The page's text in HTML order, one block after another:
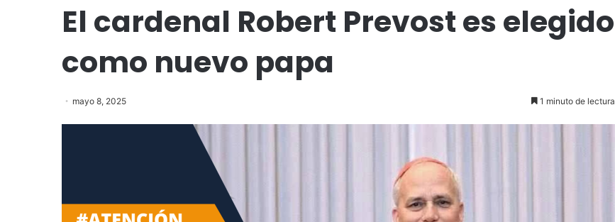
El cardenal Robert Prevost es elegido
como nuevo papa
mayo 8, 2025 1 minuto de lectura